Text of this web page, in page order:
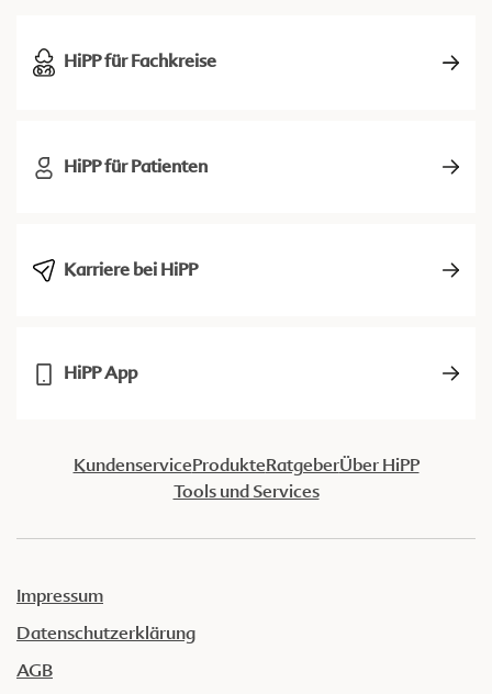
HiPP für Fachkreise
HiPP für Patienten
Karriere bei HiPP
HiPP App
KundenserviceProdukteRatgeberÜber HiPP
Tools und Services
Impressum
Datenschutzerklärung
AGB